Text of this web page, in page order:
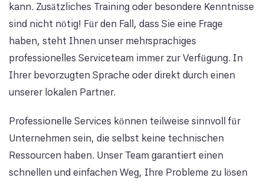
kann. Zusätzliches Training oder besondere Kenntnisse
sind nicht nötig! Für den Fall, dass Sie eine Frage
haben, steht Ihnen unser mehrsprachiges
professionelles Serviceteam immer zur Verfügung. In
Ihrer bevorzugten Sprache oder direkt durch einen
unserer lokalen Partner.
Professionelle Services können teilweise sinnvoll für
Unternehmen sein, die selbst keine technischen
Ressourcen haben. Unser Team garantiert einen
schnellen und einfachen Weg, Ihre Probleme zu lösen